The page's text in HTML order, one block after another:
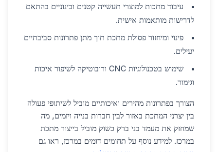
עיבוד מתכות למוצרי תעשייה קטנים ובינוניים בהתאם
לדרישות מותאמות אישית.
פינוי ומיחזור פסולת מתכת תוך מתן פתרונות סביבתיים
יעילים.
שימוש בטכנולוגיות CNC ורובוטיקה לשיפור איכות
וגימור.
הצורך בפתרונות מהירים ואיכותיים מוביל לשיתופי פעולה
בין יצרני המתכת באזור לבין חברות בנייה ויזמים, מה
שמחזק את מעמד בני ברק כשוק מוביל בייצור מתכת
במרכז. למידע נוסף על תחומים דומים במרכז, ראו גם